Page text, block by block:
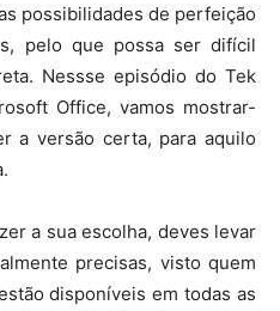
possibilidades de perfeição
pelo que possa ser difícil
Nessse episódio do Tek
Office, vamos mostrar-
a versão certa, para aquilo
a sua escolha, deves levar
precisas, visto quem
disponíveis em todas as